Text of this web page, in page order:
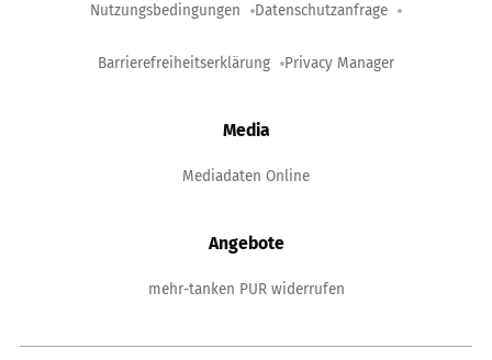
Nutzungsbedingungen Datenschutzanfrage
Barrierefreiheitserklärung Privacy Manager
Media
Mediadaten Online
Angebote
mehr-tanken PUR widerrufen